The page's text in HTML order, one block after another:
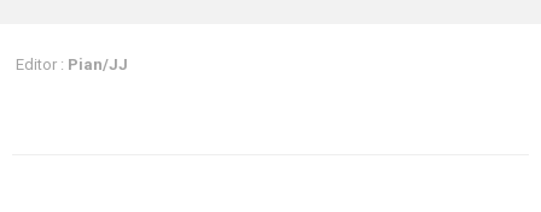
Editor : Pian/JJ